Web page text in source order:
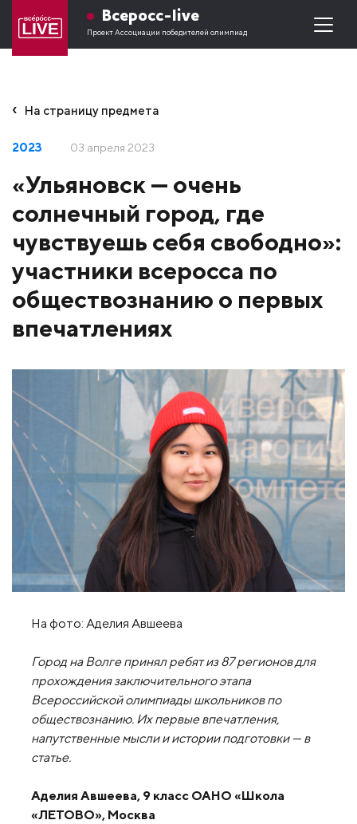
Всеросс-live
Проект Ассоциации победителей олимпиад
На страницу предмета
2023 03 апреля 2023
«Ульяновск — очень
солнечный город, где
чувствуешь себя свободно»:
участники всеросса по
обществознанию о первых
впечатлениях
На фото: Аделия Авшеева
Город на Волге принял ребят из 87 регионов для
прохождения заключительного этапа
Всероссийской олимпиады школьников по
обществознанию. Их первые впечатления,
напутственные мысли и истории подготовки — в
статье.
Аделия Авшеева, 9 класс ОАНО «Школа
«ЛЕТОВО», Москва